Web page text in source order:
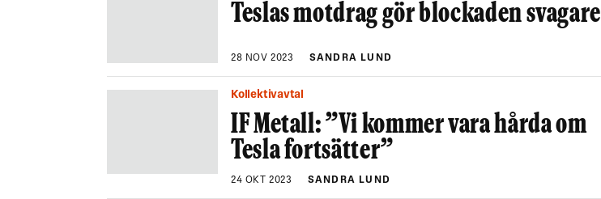
Teslas motdrag gör blockaden svagare
28 NOV 2023 SANDRA LUND
Kollektivavtal
IF Metall: ”Vi kommer vara hårda om
Tesla fortsätter”
24 OKT 2023 SANDRA LUND